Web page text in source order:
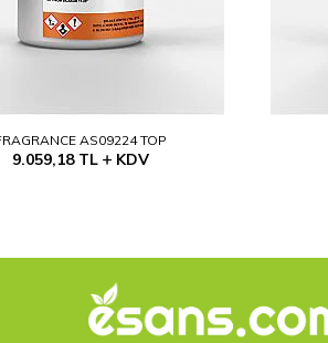
AS09224 TOP
9.059,18TL KDV